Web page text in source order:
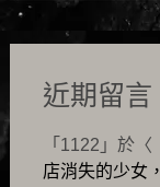
近期留言
「 1122 」於〈
店消失的少女